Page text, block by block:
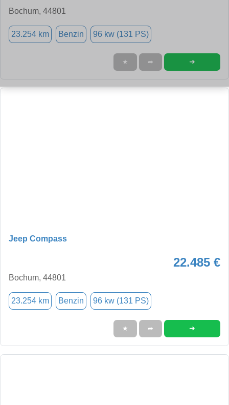
Bochum, 44801
23.254 km Benzin 96 kw (131 PS)
★ ➦ ➜
Jeep Compass
22.485 €
Bochum, 44801
23.254 km Benzin 96 kw (131 PS)
★ ➦ ➜